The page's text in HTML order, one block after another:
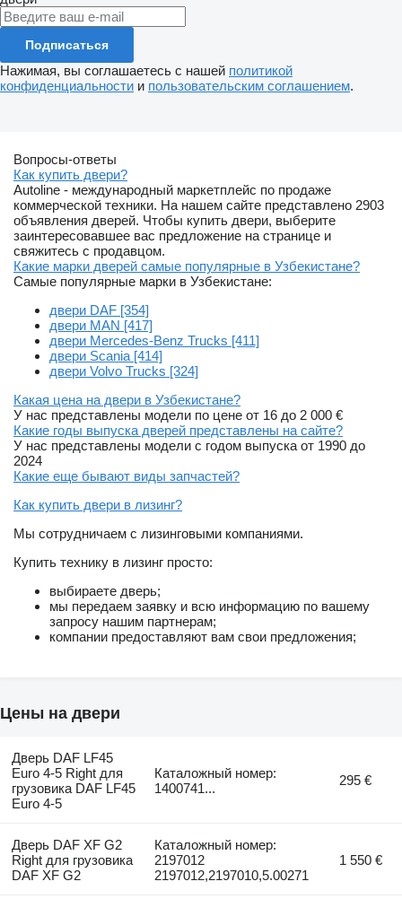
Подписаться
Нажимая, вы соглашаетесь с нашей политикой
конфиденциальности и пользовательским соглашением.
Вопросы-ответы
Как купить двери?
Autoline - международный маркетплейс по продаже
коммерческой техники. На нашем сайте представлено 2903
объявления дверей. Чтобы купить двери, выберите
заинтересовавшее вас предложение на странице и
свяжитесь с продавцом.
Какие марки дверей самые популярные в Узбекистане?
Самые популярные марки в Узбекистане:
двери DAF [354]
двери MAN [417]
двери Mercedes-Benz Trucks [411]
двери Scania [414]
двери Volvo Trucks [324]
Какая цена на двери в Узбекистане?
У нас представлены модели по цене от 16 до 2 000 €
Какие годы выпуска дверей представлены на сайте?
У нас представлены модели с годом выпуска от 1990 до
2024
Какие еще бывают виды запчастей?
Как купить двери в лизинг?
Мы сотрудничаем с лизинговыми компаниями.
Купить технику в лизинг просто:
выбираете дверь;
мы передаем заявку и всю информацию по вашему
запросу нашим партнерам;
компании предоставляют вам свои предложения;
Цены на двери
Дверь DAF LF45
Euro 4-5 Right для
грузовика DAF LF45
Euro 4-5
Каталожный номер:
1400741...
295 €
Дверь DAF XF G2
Right для грузовика
DAF XF G2
Каталожный номер:
2197012
2197012,2197010,5.00271
1 550 €